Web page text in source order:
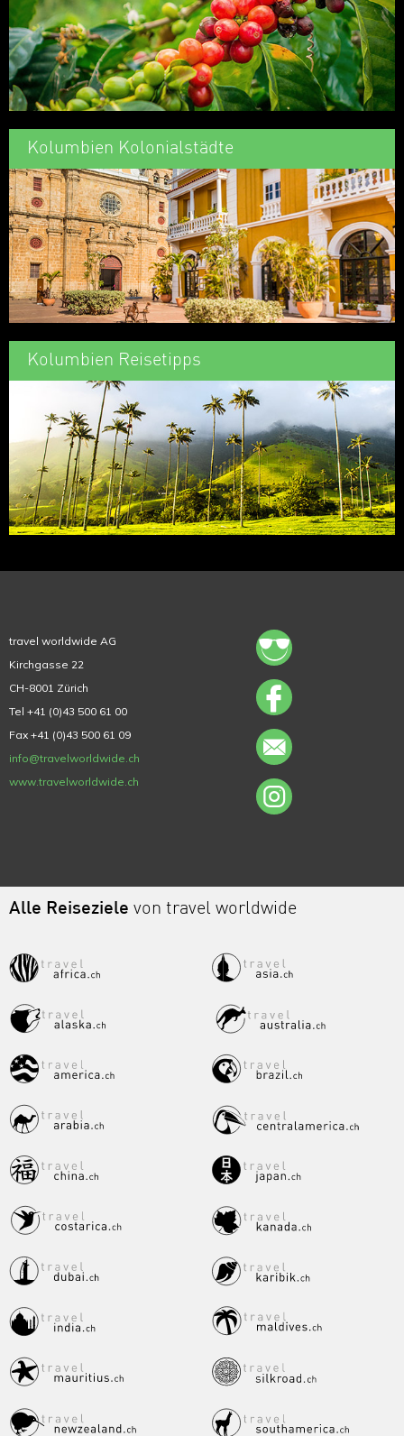
Kolumbien Kolonialstädte
Kolumbien Reisetipps
travel worldwide AG
Kirchgasse 22
CH-8001 Zürich
Tel +41 (0)43 500 61 00
Fax +41 (0)43 500 61 09
info@travelworldwide.ch
www.travelworldwide.ch
Alle Reiseziele von travel worldwide